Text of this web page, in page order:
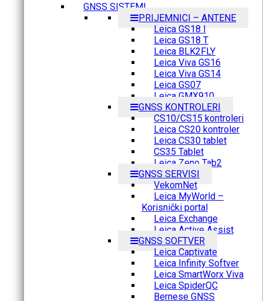
GNSS SISTEMI
PRIJEMNICI – ANTENE
Leica GS18 I
Leica GS18 T
Leica BLK2FLY
Leica Viva GS16
Leica Viva GS14
Leica GS07
Leica GMX910
GNSS KONTROLERI
CS10/CS15 kontroleri
Leica CS20 kontroler
Leica CS30 tablet
CS35 Tablet
Leica Zeno Tab2
GNSS SERVISI
VekomNet
Leica MyWorld –
Korisnički portal
Leica Exchange
Leica Active Assist
GNSS SOFTVER
Leica Captivate
Leica Infinity Softver
Leica SmartWorx Viva
Leica SpiderQC
Bernese GNSS